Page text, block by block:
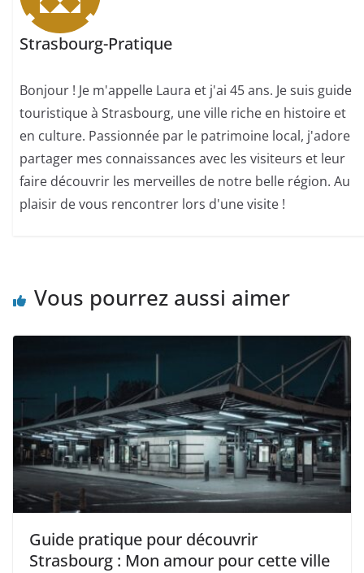
Strasbourg-Pratique
Bonjour ! Je m'appelle Laura et j'ai 45 ans. Je suis guide
touristique à Strasbourg, une ville riche en histoire et
en culture. Passionnée par le patrimoine local, j'adore
partager mes connaissances avec les visiteurs et leur
faire découvrir les merveilles de notre belle région. Au
plaisir de vous rencontrer lors d'une visite !
Vous pourrez aussi aimer
Guide pratique pour découvrir
Strasbourg : Mon amour pour cette ville